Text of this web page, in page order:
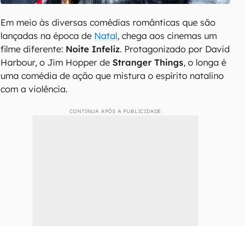
Em meio às diversas comédias românticas que são
lançadas na época de Natal, chega aos cinemas um
filme diferente: Noite Infeliz. Protagonizado por David
Harbour, o Jim Hopper de Stranger Things, o longa é
uma comédia de ação que mistura o espírito natalino
com a violência.
CONTINUA APÓS A PUBLICIDADE